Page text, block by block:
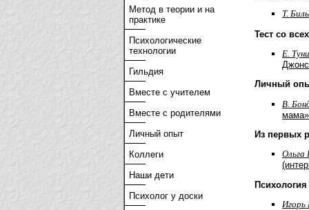
Метод в теории и на
практике
Психологические
технологии
Гильдия
Вместе с учителем
Вместе с родителями
Личный опыт
Коллеги
Наши дети
Психолог у доски
Т.
Тест со
Е.
Личный
В.
Из первых
Ольга
Игорь